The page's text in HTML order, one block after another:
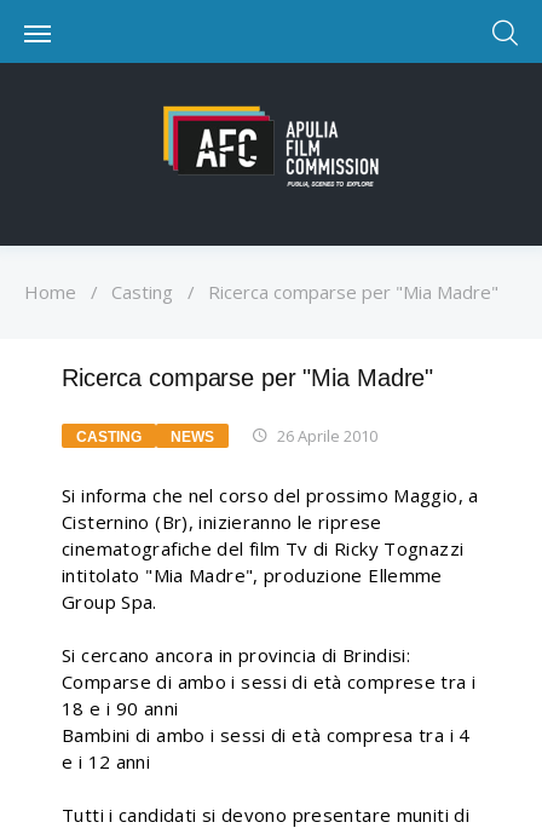
Home / Casting / Ricerca comparse per "Mia Madre"
Ricerca comparse per "Mia Madre"
CASTING NEWS 26 Aprile 2010
Si informa che nel corso del prossimo Maggio, a
Cisternino (Br), inizieranno le riprese
cinematografiche del film Tv di Ricky Tognazzi
intitolato "Mia Madre", produzione Ellemme
Group Spa.
Si cercano ancora in provincia di Brindisi:
Comparse di ambo i sessi di età comprese tra i
18 e i 90 anni
Bambini di ambo i sessi di età compresa tra i 4
e i 12 anni
Tutti i candidati si devono presentare muniti di